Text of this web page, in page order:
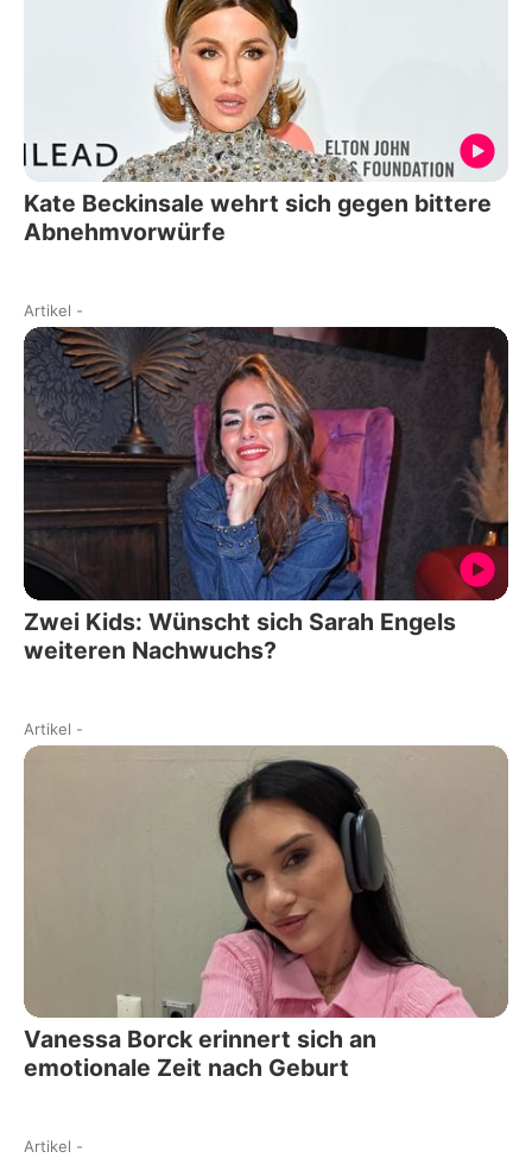
Kate Beckinsale wehrt sich gegen bittere
Abnehmvorwürfe
Artikel -
Zwei Kids: Wünscht sich Sarah Engels
weiteren Nachwuchs?
Artikel -
Vanessa Borck erinnert sich an
emotionale Zeit nach Geburt
Artikel -